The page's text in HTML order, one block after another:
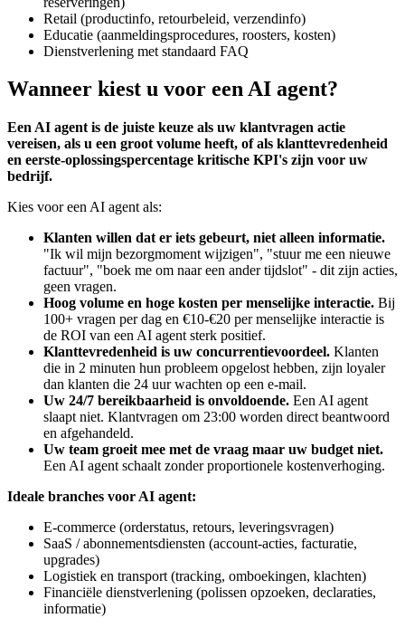
Retail (productinfo, retourbeleid, verzendinfo)
Educatie (aanmeldingsprocedures, roosters, kosten)
Dienstverlening met standaard FAQ
Wanneer kiest u voor een AI agent?
Een AI agent is de juiste keuze als uw klantvragen actie
vereisen, als u een groot volume heeft, of als klanttevredenheid
en eerste-oplossingspercentage kritische KPI's zijn voor uw
bedrijf.
Kies voor een AI agent als:
Klanten willen dat er iets gebeurt, niet alleen informatie.
"Ik wil mijn bezorgmoment wijzigen", "stuur me een nieuwe
factuur", "boek me om naar een ander tijdslot" - dit zijn acties,
geen vragen.
Hoog volume en hoge kosten per menselijke interactie. Bij
100+ vragen per dag en €10-€20 per menselijke interactie is
de ROI van een AI agent sterk positief.
Klanttevredenheid is uw concurrentievoordeel. Klanten
die in 2 minuten hun probleem opgelost hebben, zijn loyaler
dan klanten die 24 uur wachten op een e-mail.
Uw 24/7 bereikbaarheid is onvoldoende. Een AI agent
slaapt niet. Klantvragen om 23:00 worden direct beantwoord
en afgehandeld.
Uw team groeit mee met de vraag maar uw budget niet.
Een AI agent schaalt zonder proportionele kostenverhoging.
Ideale branches voor AI agent:
E-commerce (orderstatus, retours, leveringsvragen)
SaaS / abonnementsdiensten (account-acties, facturatie,
upgrades)
Logistiek en transport (tracking, omboekingen, klachten)
Financiële dienstverlening (polissen opzoeken, declaraties,
informatie)